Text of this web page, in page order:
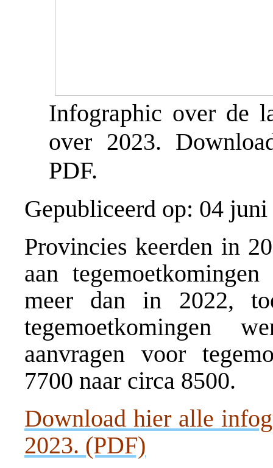
Infographic over de
over 2023.
PDF.
Gepubliceerd op: 04 juni
Provincies keerden in
aan
meer dan in 2022,
tegemoetkomingen
aanvragen voor
7700 naar circa 8500.
Download hier alle
2023. (PDF)